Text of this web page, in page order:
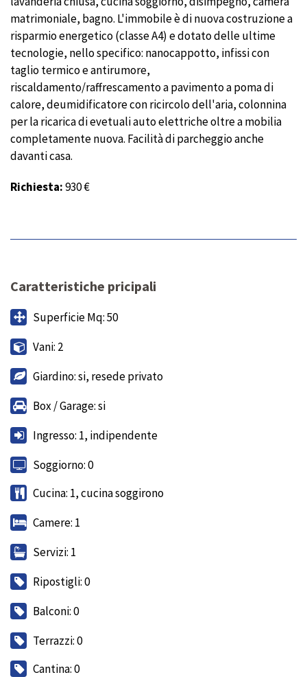
matrimoniale, bagno. L'immobile è di nuova costruzione a
risparmio energetico (classe A4) e dotato delle ultime
tecnologie, nello specifico: nanocappotto, infissi con
taglio termico e antirumore,
riscaldamento/raffrescamento a pavimento a poma di
calore, deumidificatore con ricircolo dell'aria, colonnina
per la ricarica di evetuali auto elettriche oltre a mobilia
completamente nuova. Facilità di parcheggio anche
davanti casa.
Richiesta:930 €
Caratteristiche pricipali
Superficie Mq: 50
Vani: 2
Giardino: si, resede privato
Box / Garage: si
Ingresso: 1, indipendente
Soggiorno: 0
Cucina: 1, cucina soggirono
Camere: 1
Servizi: 1
Ripostigli: 0
Balconi: 0
Terrazzi: 0
Cantina: 0